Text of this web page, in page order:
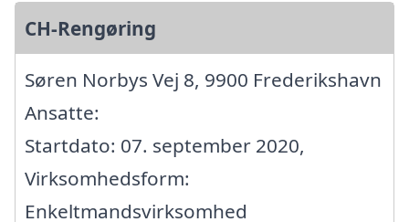
CH-Rengøring
Søren Norbys Vej 8, 9900 Frederikshavn
Ansatte:
Startdato: 07. september 2020,
Virksomhedsform:
Enkeltmandsvirksomhed